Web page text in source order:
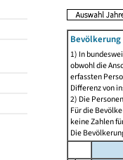
1) In
obwohl die
erfassten
Differenz von
2) Die
Für die
keine Zahlen
Die